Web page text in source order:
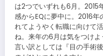
は2つでいずれも6月。2015
感からEQに夢中に。2016
れてようやく転職に向けて
ね。来年の6月は気をつけよ
言い訳としては『目の手術